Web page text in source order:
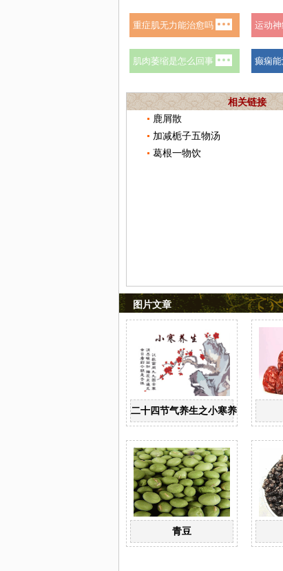
相关链接
鹿屑散
加减栀子五物汤
葛根一物饮
图片文章
二十四节气养生之小寒养生
青豆